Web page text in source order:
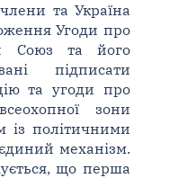
та Україна
Угоди про
Союз та його
підписати
та угоди про
зони
із політичними
механізм.
що перша